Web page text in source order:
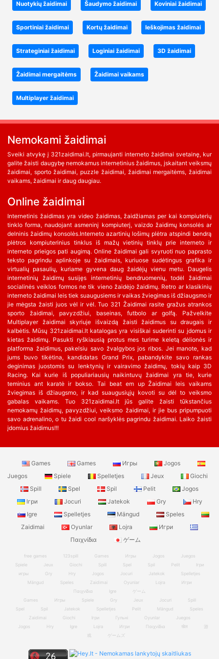
Nuotykių žaidimai Šaudymo žaidimai Koviniai žaidimai
Sportiniai žaidimai Kortų žaidimai Ieškojimas žaidimai
Strateginiai žaidimai Loginiai žaidimai 3D žaidimai
Žaidimai mergaitėms Žaidimai vaikams
Multiplayer žaidimai
Nemokami žaidimai
Sveiki atvykę į 321zaidimai.lt, pirmaujanti interneto žaidimai svetainę, kur
galite žaisti daugybę nemokamus internetinius žaidimus, įskaitant veiksmų
žaidimai, sporto žaidimai, puzzle žaidimai, žaidimai mergaitėms, žaidimai
vaikams, žaidimai ir daug daugiau.
Online žaidimai
Internetinis žaidimas yra video žaidimas, žaidžiamas per kai kompiuterių
tinklo forma, naudojant asmeninį kompiuterį, vaizdo žaidimų konsolės ar
delninis žaidimų konsolės.Interneto azartinių lošimų plėtra atspindi bendrą
plėtros kompiuterinius tinklus iš mažų vietinių tinklų prie interneto ir
interneto prieigos pati augimą. Online žaidimai gali svyruoti nuo paprasto
teksto pagrindu aplinkoje su žaidimais, kuriuose sudėtingus grafika ir
virtualių pasaulių, kuriame gyvena daug žaidėjų vienu metu. Daugelis
internetinių žaidimų susijęs internetinių bendruomenių, todėl žaidimai
socialinės veiklos formos ne tik vieno žaidėjo žaidimų. Retro ar klasikinių
interneto žaidimai leis tiek suaugusiems ir vaikas žviegimas iš džiaugsmo ir
jie mėgsta žaisti juos vėl ir vėl. Tuo 321 Žaidimai rasite gražus atrankos
sporto žaidimai, pavyzdžiui, baseinas, futbolo ar golfą. Pažvelkite
Multiplayer žaidimai skyriuje išvaizdą žaisti žaidimus su draugais ir
kalbėtis. Mūsų 321zaidimai.lt katalogas yra visiškai suderinti su įdomus ir
kietas žaidimų. Pasukti ryškiausią protus mes turime keletą dėlionės ir
platforma žaidimus, pakelsiu savo žvalgybos jos ribos. Jei manote, kad
jums buvo tikėtina, kandidatas Grand Prix, pabandykite savo rankas
deginimas juostomis su lenktynių ir vairavimo žaidimų, tokių kaip 3D
Racing. Kai kurie iš populiariausių naikintuvų žaidimai yra tie, kurie
teminius ant karatė ir bokso. Tai beat em up Žaidimai leis vaikams
žviegimas iš džiaugsmo, ir kad suaugusiųjų kovoti su dėl to veiksmo
gabalas vaikams. Tuo 321zaidimai.lt jūs galite žaisti tūkstančius
nemokamų žaidimų, pavyzdžiui, veiksmo žaidimai, ir jie bus pripumpuoti
savo adrenalino, o tu žaidi cool naršyklės pagrindu žaidimai. Laiko žaisti
įdomius žaidimus!!!
Games Games Игры
Jogos
Juegos
Spiele Spelletjes Jeux
Giochi
Spill
Spel Spil Pelit
Jogos
Ігри
Jocuri Jatekok Gry
Hry
Igre
Spelletjes Mängud
Speles
Zaidimai
Oyunlar Lojra
Игри
Παιχνίδια
ゲーム
free games 123spill Games Игры Jogos
Juegos
Spiele
Jeux Giochi Spill Spel Spil Pelit
Ігри
игры
Gry Hry Jogos Jocuri Jatekok
Spelletjes
Mängud
Speles Zaidimai Oyunlar Lojra
Игри
Παιχνίδια
Igre
ゲーム
Games
Игры Spiele Gry Jeux Jocuri
Spill
Spel
Spil Jatekok Spelletjes Pelit Mängud
Speles
Zaidimai
Giochi Ігри Гульні Oyunlar
Juegos
Jogos
Hry Igre Lojra Игри Παιχνίδια खेल
游
戏
ゲームズ